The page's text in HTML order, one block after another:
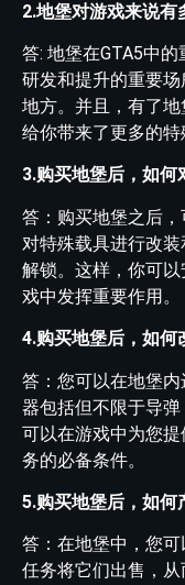
2.地堡对游戏来说有
答: 地堡在GTA5中
研发和提升的重要
地方。并且，有了
给你带来了更多的特
3.购买地堡后，如何
答：购买地堡之后
对特殊载具进行改
解锁。这样，你可
戏中发挥重要作用。
4.购买地堡后，如何
答：您可以在地堡
器包括但不限于导
可以在游戏中为您
务的必备条件。
5.购买地堡后，如何
答：在地堡中，您
任务将它们出售，